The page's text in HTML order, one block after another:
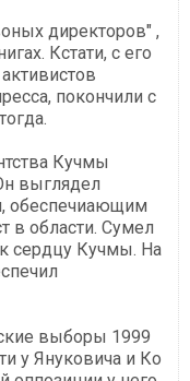
директоров" ,
Кстати, с его
покончили с
Кучмы
выглядел
обеспечиающим
в области. Сумел
сердцу Кучмы. На
выборы 1999
у Януковича и Ко